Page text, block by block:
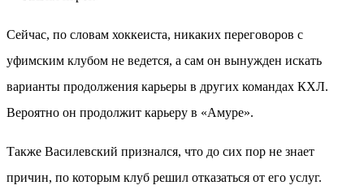
Сейчас, по словам хоккеиста, никаких переговоров с
уфимским клубом не ведется, а сам он вынужден искать
варианты продолжения карьеры в других командах КХЛ.
Вероятно он продолжит карьеру в «Амуре».
Также Василевский признался, что до сих пор не знает
причин, по которым клуб решил отказаться от его услуг.